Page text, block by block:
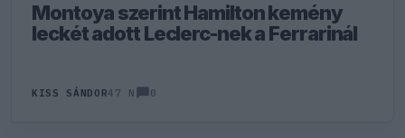
Montoya szerint Hamilton kemény
leckét adott Leclerc-nek a Ferrarinál
KISS SÁNDOR47 N 0